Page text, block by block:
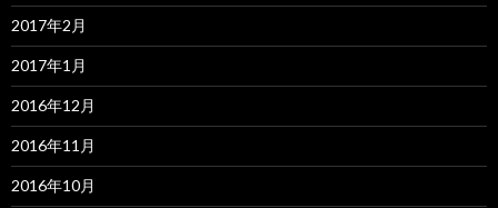
2017年2月
2017年1月
2016年12月
2016年11月
2016年10月